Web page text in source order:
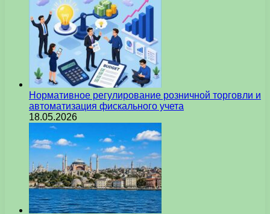
Нормативное регулирование розничной торговли и
автоматизация фискального учета
18.05.2026